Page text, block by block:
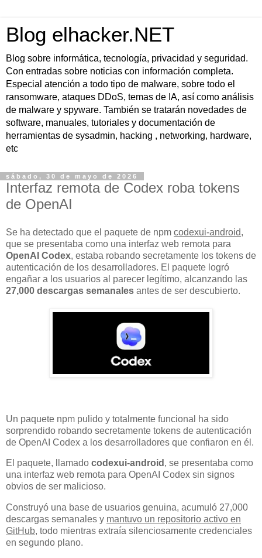
Blog elhacker.NET
Blog sobre informática, tecnología, privacidad y seguridad.
Con entradas sobre noticias con información completa.
Especial atención a todo tipo de malware, sobre todo el
ransomware, ataques DDoS, temas de IA, así como análisis
de malware y spyware. También se tratarán novedades de
software, manuales, tutoriales y documentación de
herramientas de sysadmin, hacking , networking, hardware,
etc
sábado, 30 de mayo de 2026
Interfaz remota de Codex roba tokens
de OpenAI
Se ha detectado que el paquete de npm codexui-android,
que se presentaba como una interfaz web remota para
OpenAI Codex, estaba robando secretamente los tokens de
autenticación de los desarrolladores. El paquete logró
engañar a los usuarios al parecer legítimo, alcanzando las
27,000 descargas semanales antes de ser descubierto.
Un paquete npm pulido y totalmente funcional ha sido
sorprendido robando secretamente tokens de autenticación
de OpenAI Codex a los desarrolladores que confiaron en él.
El paquete, llamado codexui-android , se presentaba como
una interfaz web remota para OpenAI Codex sin signos
obvios de ser malicioso.
Construyó una base de usuarios genuina, acumuló 27,000
descargas semanales y mantuvo un repositorio activo en
GitHub, todo mientras extraía silenciosamente credenciales
en segundo plano.